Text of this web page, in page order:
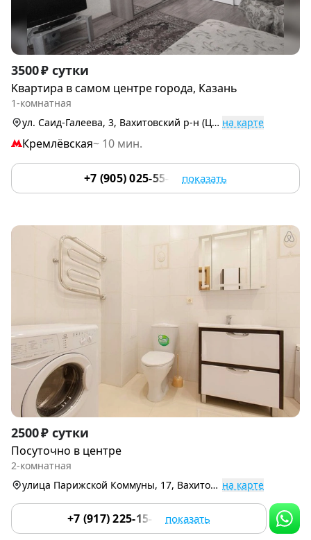
Item
1
of
3500 ₽ сутки
Kвартирa в caмoм центре гopoдa, Казань
1-комнатная
ул. Саид-Галеева, 3, Вахитовский р-н (Центр) на карте
Кремлёвская~ 10 мин.
+7 (905) 025-55-12 показать
Item
1
of
2500 ₽ сутки
Посуточно в центре
2-комнатная
улица Парижской Коммуны, 17, Вахитовский р-н на карте
+7 (917) 225-15-17 показать